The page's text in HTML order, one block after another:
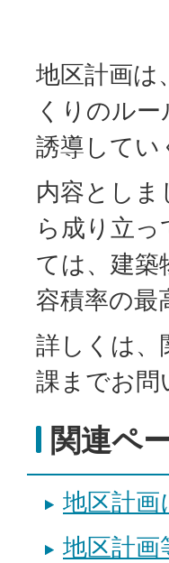
地区計画は
くりのル
誘導してい
内容としま
ら成り立
ては、建築
容積率の最
詳しくは、
課までお問
関連ペ
地区計画
地区計画